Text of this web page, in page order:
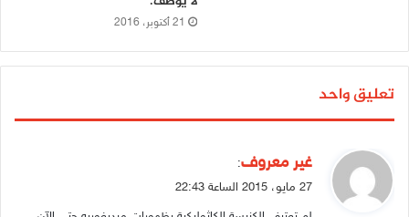
21 أكتوبر، 2016
تعليق واحد
ي
ق
غير معروف:
27 مايو، 2015 الساعة 22:43